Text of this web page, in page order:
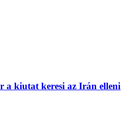
a kiutat keresi az Irán elleni